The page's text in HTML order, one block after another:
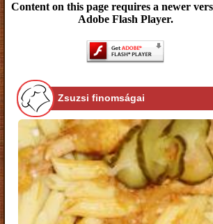
Content on this page requires a newer
Adobe Flash Player.
Zsuzsi finomságai